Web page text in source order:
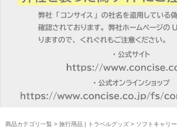
商品カテゴリ一覧 > 旅行用品 | トラベルグッズ> ソフトキャリー